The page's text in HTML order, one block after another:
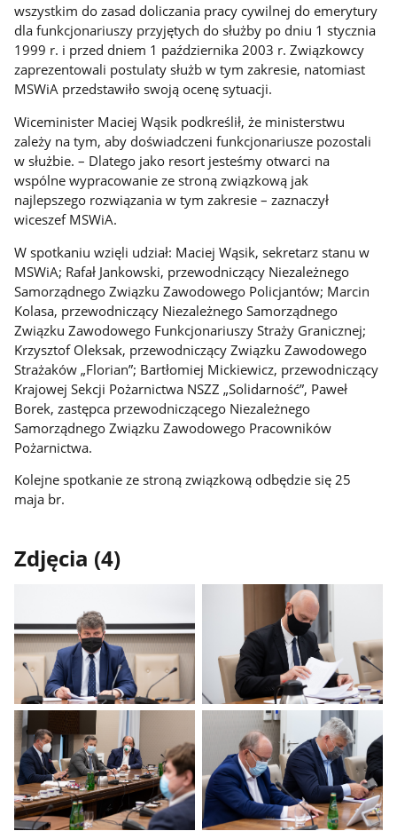
wszystkim do zasad doliczania pracy cywilnej do emerytury
dla funkcjonariuszy przyjętych do służby po dniu 1 stycznia
1999 r. i przed dniem 1 października 2003 r. Związkowcy
zaprezentowali postulaty służb w tym zakresie, natomiast
MSWiA przedstawiło swoją ocenę sytuacji.
Wiceminister Maciej Wąsik podkreślił, że ministerstwu
zależy na tym, aby doświadczeni funkcjonariusze pozostali
w służbie. – Dlatego jako resort jesteśmy otwarci na
wspólne wypracowanie ze stroną związkową jak
najlepszego rozwiązania w tym zakresie – zaznaczył
wiceszef MSWiA.
W spotkaniu wzięli udział: Maciej Wąsik, sekretarz stanu w
MSWiA; Rafał Jankowski, przewodniczący Niezależnego
Samorządnego Związku Zawodowego Policjantów; Marcin
Kolasa, przewodniczący Niezależnego Samorządnego
Związku Zawodowego Funkcjonariuszy Straży Granicznej;
Krzysztof Oleksak, przewodniczący Związku Zawodowego
Strażaków „Florian”; Bartłomiej Mickiewicz, przewodniczący
Krajowej Sekcji Pożarnictwa NSZZ „Solidarność”, Paweł
Borek, zastępca przewodniczącego Niezależnego
Samorządnego Związku Zawodowego Pracowników
Pożarnictwa.
Kolejne spotkanie ze stroną związkową odbędzie się 25
maja br.
Zdjęcia (4)
Pokaż
zdjęcie
z
galerii.
Pokaż
z
galerii.